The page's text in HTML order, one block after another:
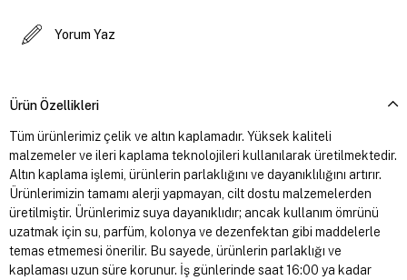
Yorum Yaz
Ürün Özellikleri
Tüm ürünlerimiz çelik ve altın kaplamadır. Yüksek kaliteli
malzemeler ve ileri kaplama teknolojileri kullanılarak üretilmektedir.
Altın kaplama işlemi, ürünlerin parlaklığını ve dayanıklılığını artırır.
Ürünlerimizin tamamı alerji yapmayan, cilt dostu malzemelerden
üretilmiştir. Ürünlerimiz suya dayanıklıdır; ancak kullanım ömrünü
uzatmak için su, parfüm, kolonya ve dezenfektan gibi maddelerle
temas etmemesi önerilir. Bu sayede, ürünlerin parlaklığı ve
kaplaması uzun süre korunur. İş günlerinde saat 16:00 ya kadar